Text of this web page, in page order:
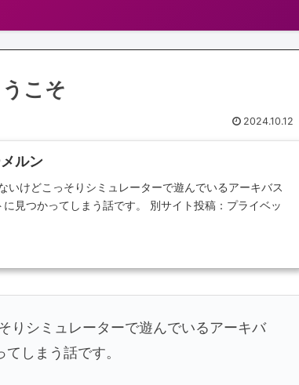
こそ
2024.10.12
ルン
いけどこっそりシミュレーターで遊んでいるアーキバス
見つかってしまう話です。 別サイト投稿：プライベッ
りシミュレーターで遊んでいるアーキバ
しまう話です。